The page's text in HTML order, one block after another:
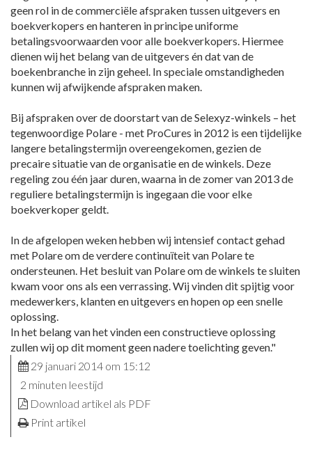
geen rol in de commerciële afspraken tussen uitgevers en
boekverkopers en hanteren in principe uniforme
betalingsvoorwaarden voor alle boekverkopers. Hiermee
dienen wij het belang van de uitgevers én dat van de
boekenbranche in zijn geheel. In speciale omstandigheden
kunnen wij afwijkende afspraken maken.
Bij afspraken over de doorstart van de Selexyz-winkels – het
tegenwoordige Polare - met ProCures in 2012 is een tijdelijke
langere betalingstermijn overeengekomen, gezien de
precaire situatie van de organisatie en de winkels. Deze
regeling zou één jaar duren, waarna in de zomer van 2013 de
reguliere betalingstermijn is ingegaan die voor elke
boekverkoper geldt.
In de afgelopen weken hebben wij intensief contact gehad
met Polare om de verdere continuïteit van Polare te
ondersteunen. Het besluit van Polare om de winkels te sluiten
kwam voor ons als een verrassing. Wij vinden dit spijtig voor
medewerkers, klanten en uitgevers en hopen op een snelle
oplossing.
In het belang van het vinden een constructieve oplossing
zullen wij op dit moment geen nadere toelichting geven."
29 januari 2014 om 15:12
2 minuten leestijd
Download artikel als PDF
Print artikel